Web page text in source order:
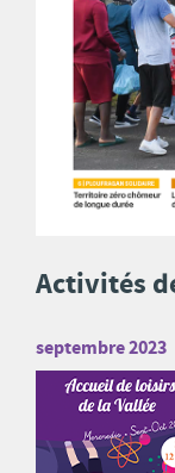
Activités
septembre 2023